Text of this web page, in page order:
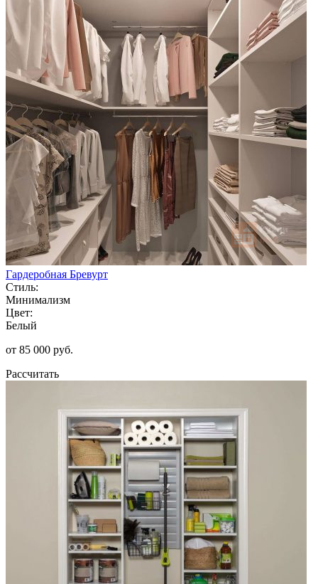
Гардеробная Бревурт
Стиль:
Минимализм
Цвет:
Белый
от 85 000 руб.
Рассчитать